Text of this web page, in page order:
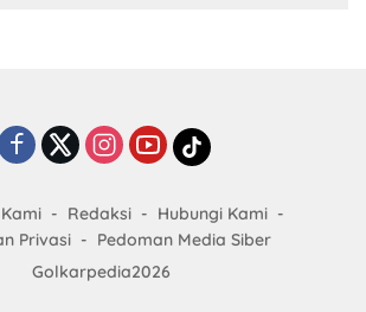
Redaksi
Hubungi Kami
Privasi
Pedoman Media Siber
Golkarpedia2026